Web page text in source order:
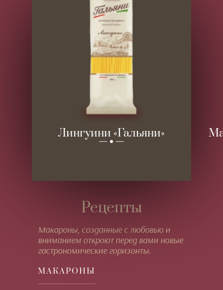
Лингуини «Гальяни»
МАКАРОНЫ
Рецепты
Макароны, созданные с любовью и
вниманием откроют перед вами новые
гастрономические горизонты.